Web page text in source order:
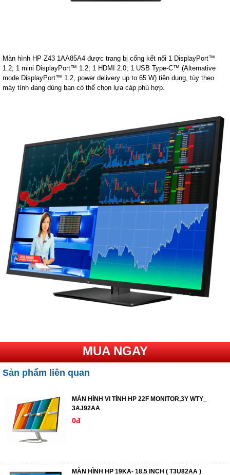
Màn hình HP Z43 1AA85A4 được trang bị cổng kết nối 1 DisplayPort™
1.2; 1 mini DisplayPort™ 1.2; 1 HDMI 2.0; 1 USB Type-C™ (Alternative
mode DisplayPort™ 1.2, power delivery up to 65 W) tiện dụng, tùy theo
máy tính đang dùng bạn có thể chọn lựa cáp phù hợp.
MUA NGAY
Sản phẩm liên quan
MÀN HÌNH VI TÍNH HP 22F MONITOR,3Y WTY_
3AJ92AA
0đ
MÀN HÌNH HP 19KA- 18.5 INCH ( T3U82AA )